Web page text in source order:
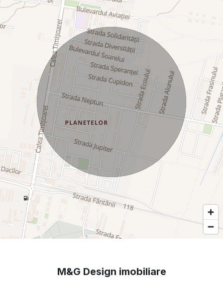
M&G Design imobiliare